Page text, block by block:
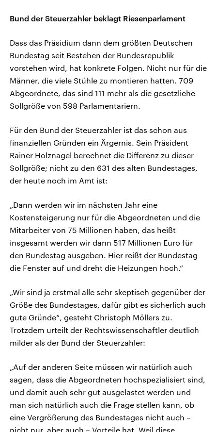
Bund der Steuerzahler beklagt Riesenparlament
Dass das Präsidium dann dem größten Deutschen
Bundestag seit Bestehen der Bundesrepublik
vorstehen wird, hat konkrete Folgen. Nicht nur für die
Männer, die viele Stühle zu montieren hatten. 709
Abgeordnete, das sind 111 mehr als die gesetzliche
Sollgröße von 598 Parlamentariern.
Für den Bund der Steuerzahler ist das schon aus
finanziellen Gründen ein Ärgernis. Sein Präsident
Rainer Holznagel berechnet die Differenz zu dieser
Sollgröße; nicht zu den 631 des alten Bundestages,
der heute noch im Amt ist:
„Dann werden wir im nächsten Jahr eine
Kostensteigerung nur für die Abgeordneten und die
Mitarbeiter von 75 Millionen haben, das heißt
insgesamt werden wir dann 517 Millionen Euro für
den Bundestag ausgeben. Hier reißt der Bundestag
die Fenster auf und dreht die Heizungen hoch.“
„Wir sind ja erstmal alle sehr skeptisch gegenüber der
Größe des Bundestages, dafür gibt es sicherlich auch
gute Gründe“, gesteht Christoph Möllers zu.
Trotzdem urteilt der Rechtswissenschaftler deutlich
milder als der Bund der Steuerzahler:
„Auf der anderen Seite müssen wir natürlich auch
sagen, dass die Abgeordneten hochspezialisiert sind,
und damit auch sehr gut ausgelastet werden und
man sich natürlich auch die Frage stellen kann, ob
eine Vergrößerung des Bundestages nicht auch –
nicht nur, aber auch – Vorteile hat. Weil diese